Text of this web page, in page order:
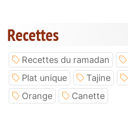
Recettes
Recettes du ramadan
Plat unique
Tajine
Orange
Canette